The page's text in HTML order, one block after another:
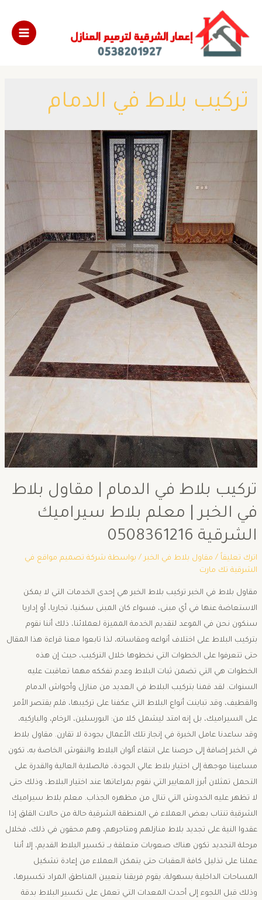
تركيب بلاط في الدمام
تركيب بلاط في الدمام | مقاول بلاط
في الخبر | معلم بلاط سيراميك
الشرقية 0508361216
اترك تعليقاً / مقاول بلاط في الخبر / بواسطة شركة تصميم مواقع في
الشرقية تك مارت
مقاول بلاط في الخبر تركيب بلاط الخبر هي إحدى الخدمات التي لا يمكن
الاستعاضة عنها في أي مبنى، فسواء كان المبنى سكنيا، تجاريا، أو إداريا
سنكون نحن في الموعد لتقديم الخدمة المميزة لعملائنا، ذلك أننا نقوم
بتركيب البلاط على اختلاف أنواعه ومقاساته، لذا تابعوا معنا قراءة هذا المقال
حتى تتعرفوا على الخطوات التي نخطوها خلال التركيب، حيث إن هذه
الخطوات هي التي تضمن ثبات البلاط وعدم تفككه مهما تعاقبت عليه
السنوات. لقد قمنا بتركيب البلاط في العديد من منازل وأحواش الدمام
والقطيف، وقد تباينت أنواع البلاط التي عكفنا على تركيبها، فلم يقتصر الأمر
على السيراميك، بل إنه امتد ليشمل كلا من: البورسلين، الرخام، والباركيه،
وقد ساعدنا عامل الخبرة في إنجاز تلك الأعمال بجودة لا تقارن. مقاول بلاط
في الخبر إضافة إلى حرصنا على انتقاء ألوان البلاط والنقوش الخاصة به، تكون
مساعينا موجهة إلى اختيار بلاط عالي الجودة، فالصلابة العالية والقدرة على
التحمل تمثلان أبرز المعايير التي نقوم بمراعاتها عند اختيار البلاط، وذلك حتى
لا تظهر عليه الخدوش التي تنال من مظهره الجذاب. معلم بلاط سيراميك
الشرقية تنتاب بعض العملاء في المنطقة الشرقية حالة من حالات القلق إذا
عقدوا النية على تجديد بلاط منازلهم ومتاجرهم، وهم محقون في ذلك، فخلال
مرحلة التجديد تكون هناك صعوبات متعلقة بــ تكسير البلاط القديم، إلا أننا
عملنا على تذليل كافة العقبات حتى يتمكن العملاء من إعادة تشكيل
المساحات الداخلية بسهولة، يقوم فريقنا بتعيين المناطق المراد تكسيرها،
وذلك قبل اللجوء إلى أحدث المعدات التي تعمل على تكسير البلاط بدقة